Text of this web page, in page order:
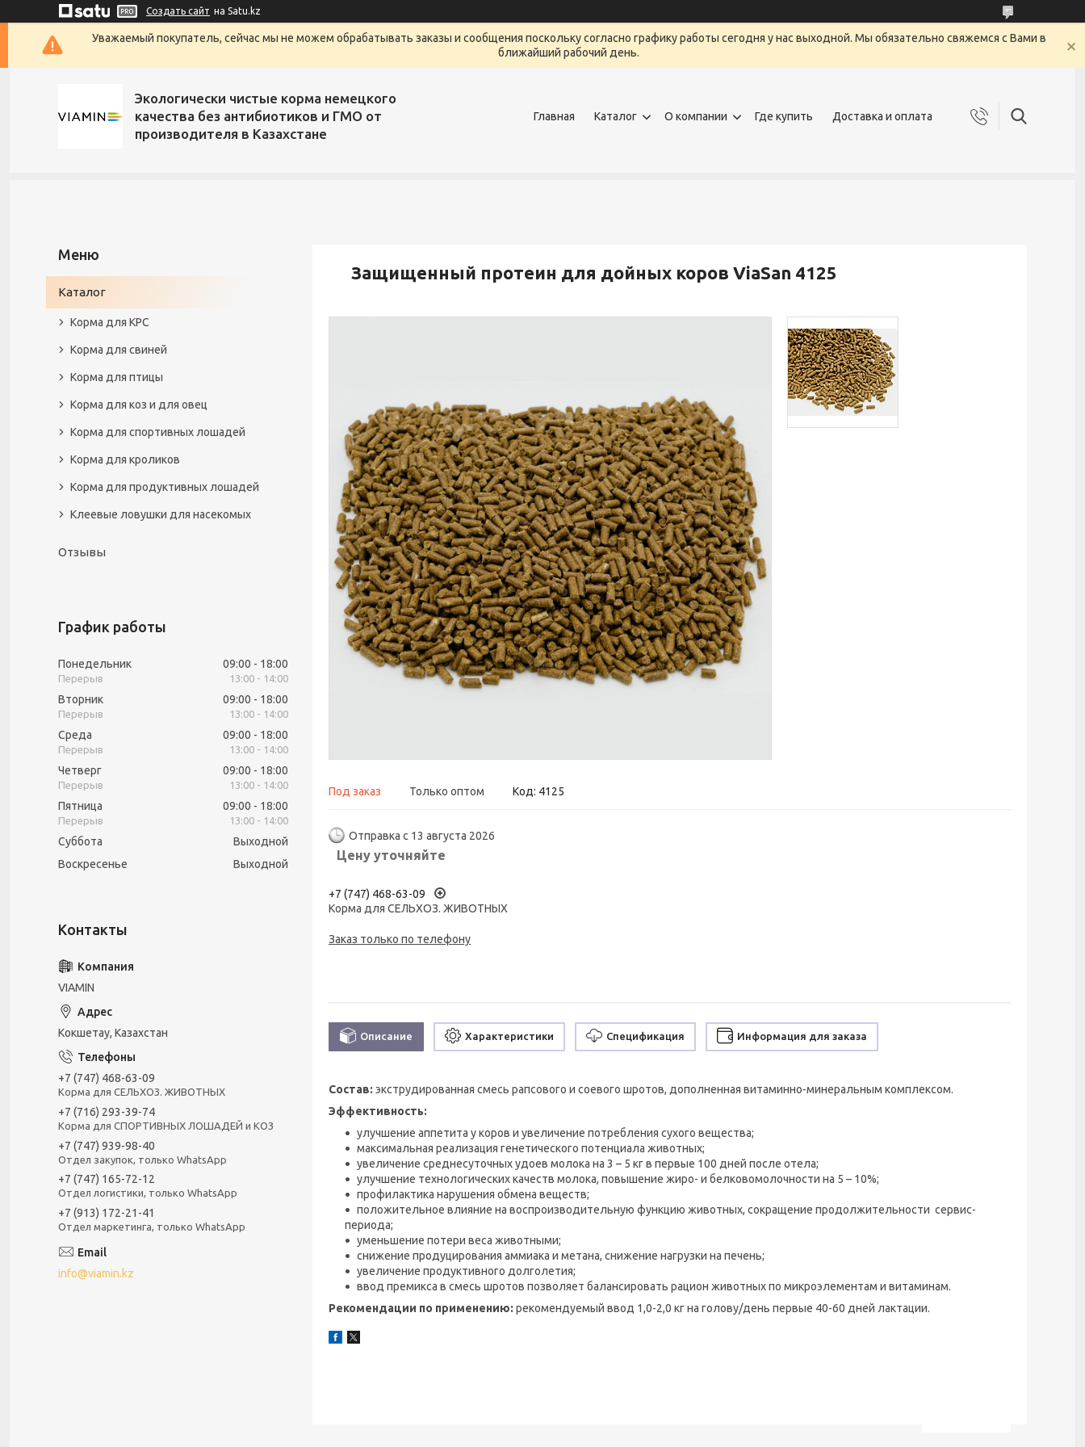
Создать сайт на Satu.kz
Уважаемый покупатель, сейчас мы не можем обрабатывать заказы и сообщения поскольку согласно графику работы сегодня у нас выходной. Мы обязательно свяжемся с Вами в
ближайший рабочий день.
Экологически чистые корма немецкого
качества без антибиотиков и ГМО от
производителя в Казахстане
Главная Каталог О компании Где купить Доставка и оплата
Защищенный протеин для дойных коров ViaSan 4125
Под заказ Только оптом Код: 4125
Отправка с 13 августа 2026
Цену уточняйте
+7 (747) 468-63-09
Корма для СЕЛЬХОЗ. ЖИВОТНЫХ
Заказ только по телефону
Описание Характеристики Спецификация Информация для заказа
Состав: экструдированная смесь рапсового и соевого шротов, дополненная витаминно-минеральным комплексом.
Эффективность:
улучшение аппетита у коров и увеличение потребления сухого вещества;
максимальная реализация генетического потенциала животных;
увеличение среднесуточных удоев молока на 3 – 5 кг в первые 100 дней после отела;
улучшение технологических качеств молока, повышение жиро- и белковомолочности на 5 – 10%;
профилактика нарушения обмена веществ;
положительное влияние на воспроизводительную функцию животных, сокращение продолжительности сервис-
периода;
уменьшение потери веса животными;
снижение продуцирования аммиака и метана, снижение нагрузки на печень;
увеличение продуктивного долголетия;
ввод премикса в смесь шротов позволяет балансировать рацион животных по микроэлементам и витаминам.
Рекомендации по применению: рекомендуемый ввод 1,0-2,0 кг на голову/день первые 40-60 дней лактации.
Каталог
Корма для КРС
Корма для свиней
Корма для птицы
Корма для коз и для овец
Корма для спортивных лошадей
Корма для кроликов
Корма для продуктивных лошадей
Клеевые ловушки для насекомых
Отзывы
График работы
Понедельник 09:00 18:00
13:00 14:00
Вторник 09:00 18:00
13:00 14:00
Среда 09:00 18:00
13:00 14:00
Четверг 09:00 18:00
13:00 14:00
Пятница 09:00 18:00
13:00 14:00
Суббота
Выходной
Воскресенье
Выходной
VIAMIN
Кокшетау, Казахстан
+7 (747) 468-63-09
Корма для СЕЛЬХОЗ. ЖИВОТНЫХ
+7 (716) 293-39-74
Корма для СПОРТИВНЫХ ЛОШАДЕЙ и КОЗ
+7 (747) 939-98-40
Отдел закупок, только WhatsApp
+7 (747) 165-72-12
Отдел логистики, только WhatsApp
+7 (913) 172-21-41
Отдел маркетинга, только WhatsApp
info@viamin.kz